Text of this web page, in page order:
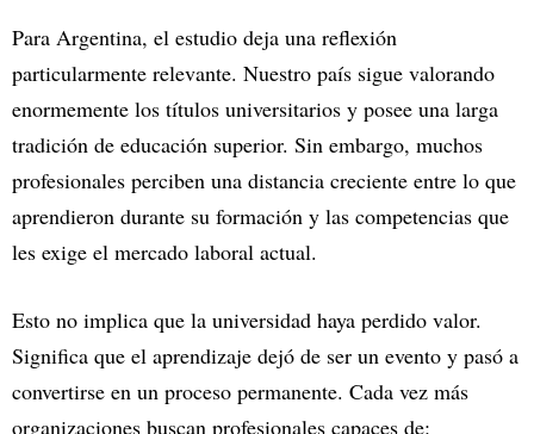
Para Argentina, el estudio deja una reflexión
particularmente relevante. Nuestro país sigue valorando
enormemente los títulos universitarios y posee una larga
tradición de educación superior. Sin embargo, muchos
profesionales perciben una distancia creciente entre lo que
aprendieron durante su formación y las competencias que
les exige el mercado laboral actual.
Esto no implica que la universidad haya perdido valor.
Significa que el aprendizaje dejó de ser un evento y pasó a
convertirse en un proceso permanente. Cada vez más
organizaciones buscan profesionales capaces de: